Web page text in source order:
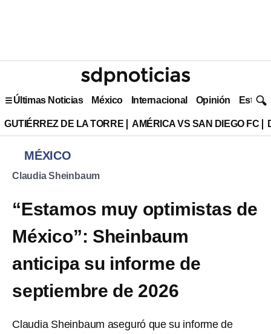
Últimas Noticias México Internacional Opinión Estilo
GUTIÉRREZ DE LA TORRE AMÉRICA VS SAN DIEGO FC
MÉXICO
Claudia Sheinbaum
“Estamos muy optimistas de
México”: Sheinbaum
anticipa su informe de
septiembre de 2026
Claudia Sheinbaum aseguró que su informe de